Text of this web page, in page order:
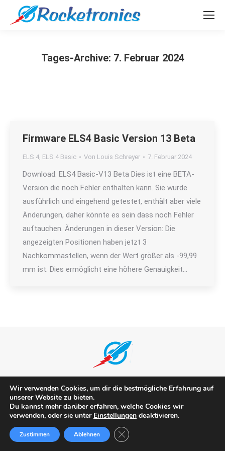
Tages-Archive: 7. Februar 2024
Firmware ELS4 Basic Version 13 Beta
ELS 4, ELS 4 Basic Von Louis Schreyer 7. Februar 2024
Download: ELS4 Basic-V13 Beta Dies ist eine BETA-
Version die noch Fehler enthalten kann. Sie wurde
ausführlich und eingehend getestet, enthält aber viele
Änderungen, daher könnte es sein dass noch Fehler
auftauchen. Änderungen in dieser Version: Die
angezeigten Positionen haben jetzt 3
Nachkommastellen, wenn der Wert größer als -99,99
mm ist. Dies ermöglicht eine höhere Genauigkeit…
Wir verwenden Cookies, um dir die bestmögliche Erfahrung auf
unserer Website zu bieten.
Du kannst mehr darüber erfahren, welche Cookies wir
verwenden, oder sie unter Einstellungen deaktivieren.
Zustimmen Ablehnen GDPR Cookie-Banner schließen